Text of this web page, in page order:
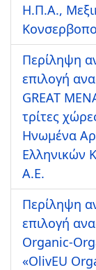
Η.Π.Α.,
Περίληψη
επιλογή
GREAT
τρίτες
Ηνωμένα
Ελληνικών
Α.Ε.
Περίληψη
επιλογή
Organic-
«OlivEU